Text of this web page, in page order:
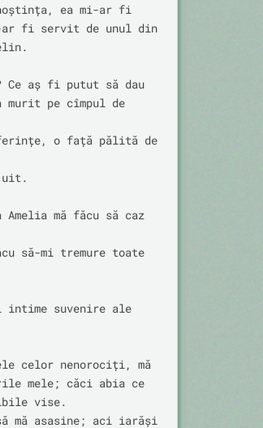
ea mi-ar fi
ar fi servit de unul din
aș fi putut să dau
murit pe cîmpul de
o față pălită de
uit.
mă făcu să caz
să-mi tremure toate
intime suvenire ale
celor nenorociți, mă
mele; căci abia ce
vise.
mă asasine; aci iarăși